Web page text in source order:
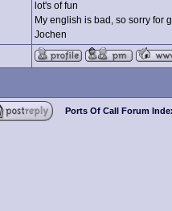
lot's of fun
My english is bad, so sorry for
Jochen
Ports Of Call Forum